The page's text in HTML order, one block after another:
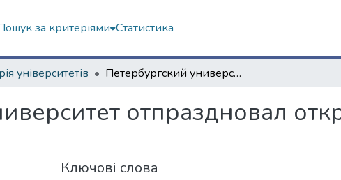
за критеріями Статистика
університетів Петербургский университет отпраздновал открытие «общежития» [для студентов]
отпраздновал
Ключові слова